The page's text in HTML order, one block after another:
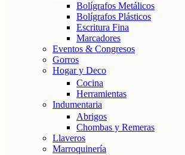
Bolígrafos Metálicos
Bolígrafos Plásticos
Escritura Fina
Marcadores
Eventos & Congresos
Gorros
Hogar y Deco
Cocina
Herramientas
Indumentaria
Abrigos
Chombas y Remeras
Llaveros
Marroquinería